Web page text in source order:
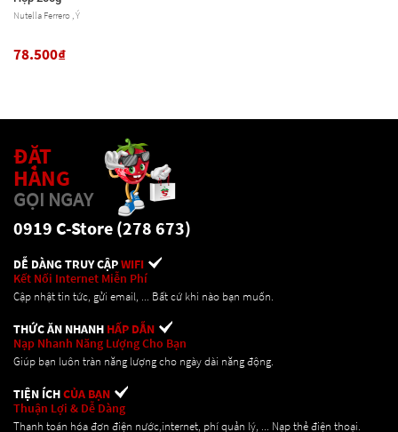
Nutella Ferrero , Ý
78.500₫
ĐẶT
HÀNG
GỌI NGAY
0919 C-Store (278 673)
DỄ DÀNG TRUY CẬPWIFI
Kết Nối Internet Miễn Phí
Cập nhật tin tức, gửi email, ... Bất cứ khi nào bạn muốn.
THỨC ĂN NHANH HẤP DẪN
Nạp Nhanh Năng Lượng Cho Bạn
Giúp bạn luôn tràn năng lượng cho ngày dài năng động.
TIỆN ÍCHCỦA BẠN
Thuận Lợi & Dễ Dàng
Thanh toán hóa đơn điện nước,internet, phí quản lý, ... Nạp thẻ điện thoại.